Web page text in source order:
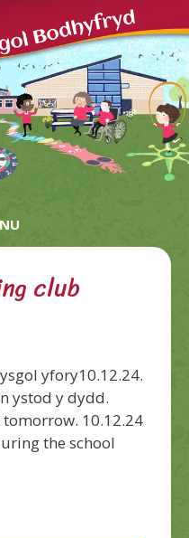
club
yfory10.12.24.
ystod y dydd.
10.12.24
the school